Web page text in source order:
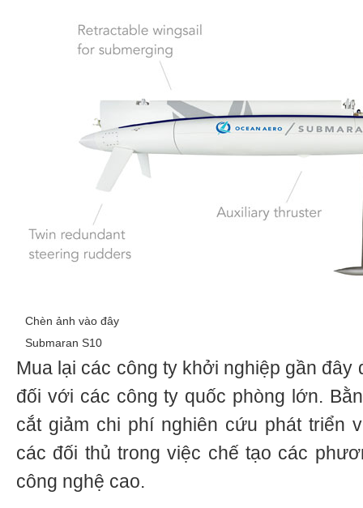
Chèn ảnh vào đây
Submaran S10
Mua lại các công ty khởi nghiệp gần đây
đối với các công ty quốc phòng lớn.
cắt giảm chi phí nghiên cứu phát triển
các đối thủ trong việc chế tạo các
công nghệ cao.